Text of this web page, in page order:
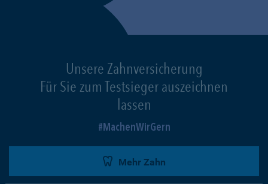
Unsere Zahnversicherung
Für Sie zum Testsieger auszeichnen
lassen
MachenWirGern
Mehr Zahn